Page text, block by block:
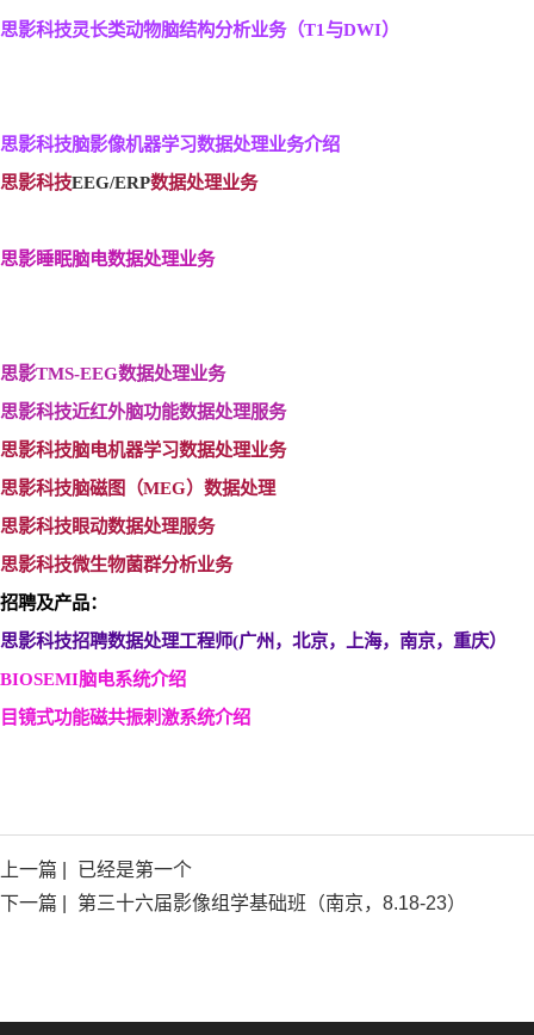
思影科技灵长类动物脑结构分析业务（T1与DWI）
思影科技脑影像机器学习数据处理业务介绍
思影科技EEG/ERP数据处理业务
思影睡眠脑电数据处理业务
思影TMS-EEG数据处理业务
思影科技近红外脑功能数据处理服务
思影科技脑电机器学习数据处理业务
思影科技脑磁图（MEG）数据处理
思影科技眼动数据处理服务
思影科技微生物菌群分析业务
招聘及产品：
思影科技招聘数据处理工程师(广州，北京，上海，南京，重庆）
BIOSEMI脑电系统介绍
目镜式功能磁共振刺激系统介绍
上一篇 |
已经是第一个
下一篇 |
第三十六届影像组学基础班（南京，8.18-23）